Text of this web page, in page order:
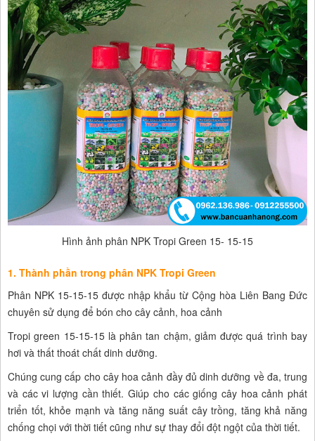
Hình ảnh phân NPK Tropi Green 15- 15-15
1. Thành phần trong phân NPK Tropi Green
Phân NPK 15-15-15 được nhập khẩu từ Cộng hòa Liên Bang Đức
chuyên sử dụng để bón cho cây cảnh, hoa cảnh
Tropi green 15-15-15 là phân tan chậm, giảm được quá trình bay
hơi và thất thoát chất dinh dưỡng.
Chúng cung cấp cho cây hoa cảnh đầy đủ dinh dưỡng về đa, trung
và các vi lượng cần thiết. Giúp cho các giống cây hoa cảnh phát
triển tốt, khỏe mạnh và tăng năng suất cây trồng, tăng khả năng
chống chọi với thời tiết cũng như sự thay đổi đột ngột của thời tiết.